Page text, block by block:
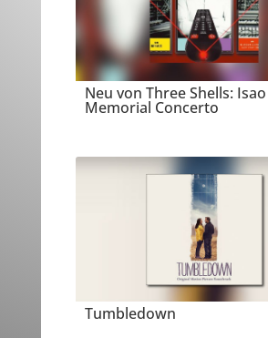
Neu von Three Shells:
Memorial Concerto
Tumbledown